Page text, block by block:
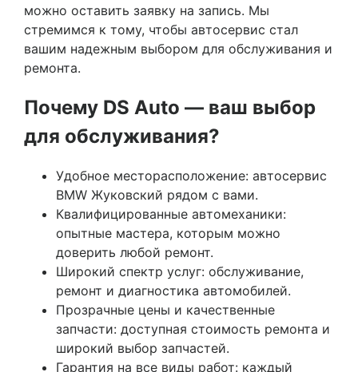
можно оставить заявку на запись. Мы
стремимся к тому, чтобы автосервис стал
вашим надежным выбором для обслуживания и
ремонта.
Почему DS Auto — ваш выбор
для обслуживания?
Удобное месторасположение: автосервис
BMW Жуковский рядом с вами.
Квалифицированные автомеханики:
опытные мастера, которым можно
доверить любой ремонт.
Широкий спектр услуг: обслуживание,
ремонт и диагностика автомобилей.
Прозрачные цены и качественные
запчасти: доступная стоимость ремонта и
широкий выбор запчастей.
Гарантия на все виды работ: каждый